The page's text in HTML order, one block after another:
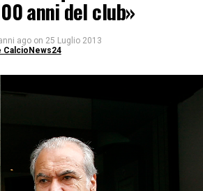
anni del club»
ago on 25 Luglio 2013
CalcioNews24